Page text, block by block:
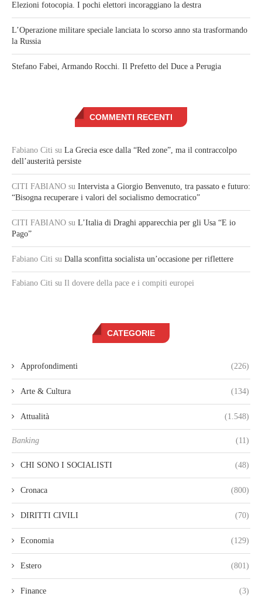
Elezioni fotocopia. I pochi elettori incoraggiano la destra
L’Operazione militare speciale lanciata lo scorso anno sta trasformando
la Russia
Stefano Fabei, Armando Rocchi. Il Prefetto del Duce a Perugia
COMMENTI RECENTI
Fabiano Citi su La Grecia esce dalla “Red zone”, ma il contraccolpo
dell’austerità persiste
CITI FABIANO su Intervista a Giorgio Benvenuto, tra passato e futuro:
“Bisogna recuperare i valori del socialismo democratico”
CITI FABIANO su L’Italia di Draghi apparecchia per gli Usa “E io
Pago”
Fabiano Citi su Dalla sconfitta socialista un’occasione per riflettere
Fabiano Citi su Il dovere della pace e i compiti europei
CATEGORIE
Approfondimenti (226)
Arte & Cultura (134)
Attualità (1.548)
Banking (11)
CHI SONO I SOCIALISTI (48)
Cronaca (800)
DIRITTI CIVILI (70)
Economia (129)
Estero (801)
Finance (3)